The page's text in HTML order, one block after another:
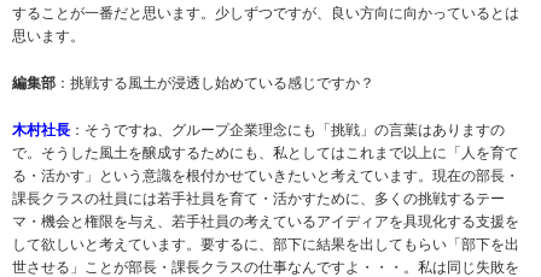
することが一番だと思います。少しずつですが、良い方向に向かっているとは
思います。
編集部 ：挑戦する風土が浸透し始めている感じですか？
木村社長 ：そうですね、グループ企業理念にも「挑戦」の言葉はありますの
で。そうした風土を醸成するためにも、私としてはこれまで以上に「人を育て
る・活かす」という意識を根付かせていきたいと考えています。現在の部長・
課長クラスの社員には若手社員を育て・活かすために、多くの挑戦するテー
マ・機会と権限を与え、若手社員の考えているアイディアを具現化する支援を
して欲しいと考えています。要するに、部下に結果を出してもらい「部下を出
世させる」ことが部長・課長クラスの仕事なんですよ・・・。私は同じ失敗を